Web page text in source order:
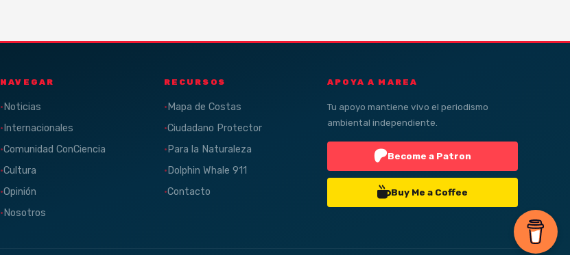
NAVEGAR
Noticias
Internacionales
Comunidad ConCiencia
Cultura
Opinión
Nosotros
RECURSOS
Mapa de Costas
Ciudadano Protector
Para la Naturaleza
Dolphin Whale 911
Contacto
APOYA A MAREA
Tu apoyo mantiene vivo el periodismo
ambiental independiente.
Become a Patron
Buy Me a Coffee